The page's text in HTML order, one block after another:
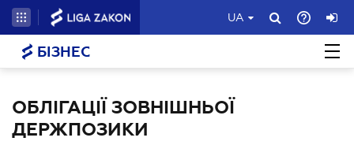
UA
БІЗНЕС
ОБЛІГАЦІЇ ЗОВНІШНЬОЇ
ДЕРЖПОЗИКИ